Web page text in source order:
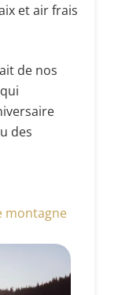
et air frais
de nos
des
montagne